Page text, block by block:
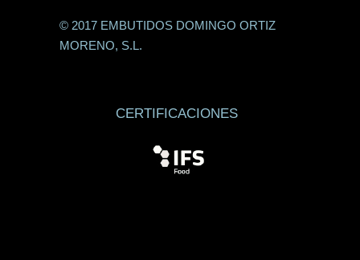
© 2017 EMBUTIDOS DOMINGO ORTIZ
MORENO, S.L.
CERTIFICACIONES